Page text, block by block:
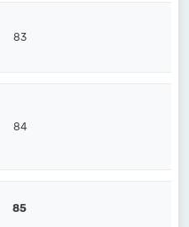
83
84
85